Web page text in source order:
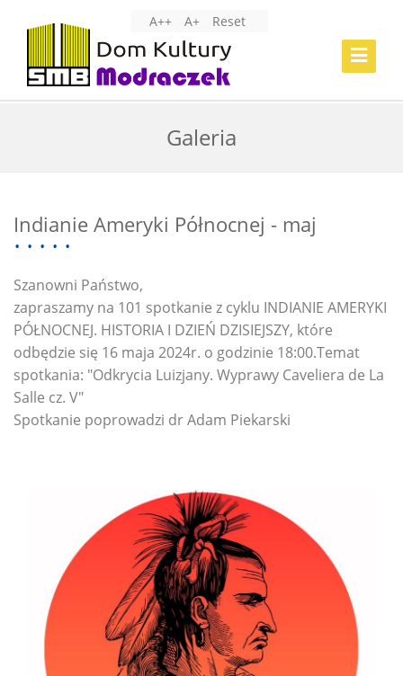
A++ A+ Reset
Toggle
Galeria
Indianie Ameryki Północnej - maj
Szanowni Państwo,
zapraszamy na 101 spotkanie z cyklu INDIANIE AMERYKI
PÓŁNOCNEJ. HISTORIA I DZIEŃ DZISIEJSZY, które
odbędzie się 16 maja 2024r. o godzinie 18:00.Temat
spotkania: "Odkrycia Luizjany. Wyprawy Caveliera de La
Salle cz. V"
Spotkanie poprowadzi dr Adam Piekarski